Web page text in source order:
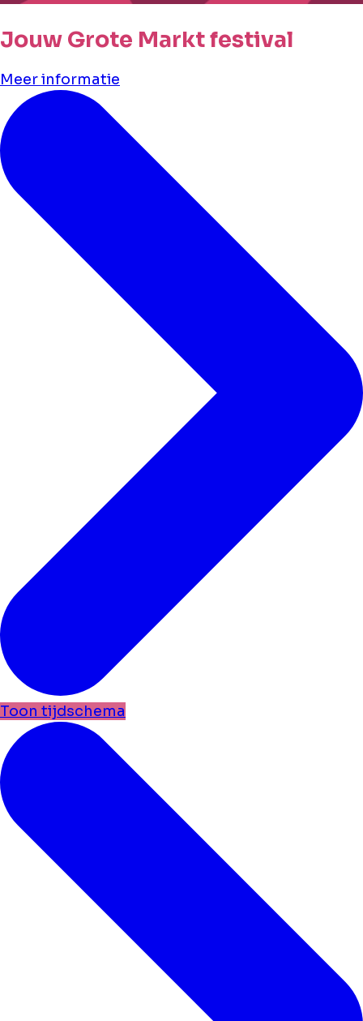
Jouw Grote Markt festival
Meer informatie
Toon tijdschema